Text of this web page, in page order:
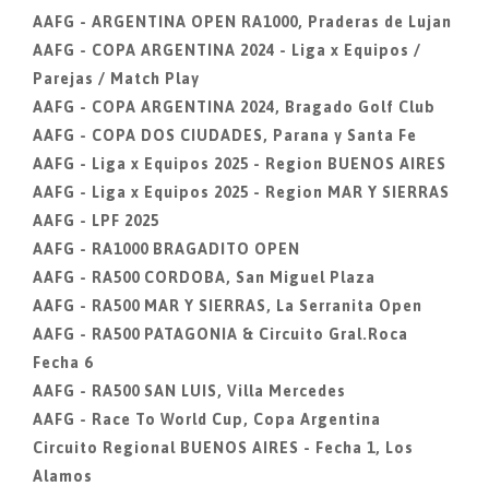
AAFG - ARGENTINA OPEN RA1000, Praderas de Lujan
AAFG - COPA ARGENTINA 2024 - Liga x Equipos /
Parejas / Match Play
AAFG - COPA ARGENTINA 2024, Bragado Golf Club
AAFG - COPA DOS CIUDADES, Parana y Santa Fe
AAFG - Liga x Equipos 2025 - Region BUENOS AIRES
AAFG - Liga x Equipos 2025 - Region MAR Y SIERRAS
AAFG - LPF 2025
AAFG - RA1000 BRAGADITO OPEN
AAFG - RA500 CORDOBA, San Miguel Plaza
AAFG - RA500 MAR Y SIERRAS, La Serranita Open
AAFG - RA500 PATAGONIA & Circuito Gral.Roca
Fecha 6
AAFG - RA500 SAN LUIS, Villa Mercedes
AAFG - Race To World Cup, Copa Argentina
Circuito Regional BUENOS AIRES - Fecha 1, Los
Alamos